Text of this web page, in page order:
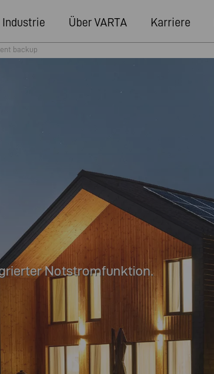
Industrie Über VARTA Karriere
backup
Notstromfunktion.